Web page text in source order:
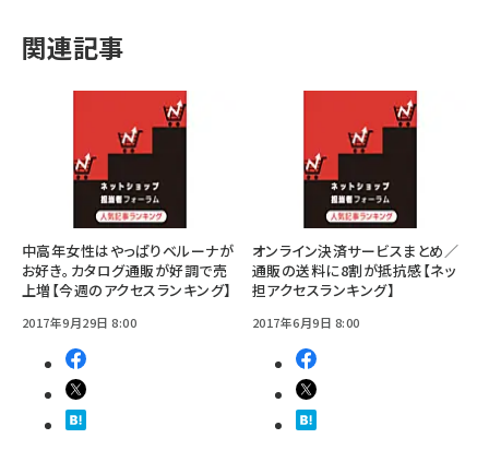
関連記事
中高年女性はやっぱりベルーナが
お好き。カタログ通販が好調で売
上増【今週のアクセスランキング】
2017年9月29日 8:00
オンライン決済サービスまとめ／
通販の送料に8割が抵抗感【ネッ
担アクセスランキング】
2017年6月9日 8:00